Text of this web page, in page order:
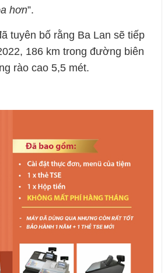
hơn”.
tuyên bố rằng Ba Lan sẽ tiếp
186 km trong đường biên
rào cao 5,5 mét.